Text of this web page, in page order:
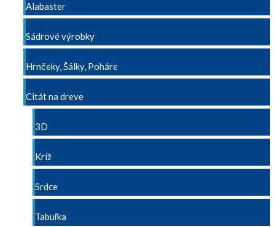
Alabaster
Sádrové výrobky
Hrnčeky, Šálky, Poháre
Citát na dreve
3D
Kríž
Srdce
Tabuľka